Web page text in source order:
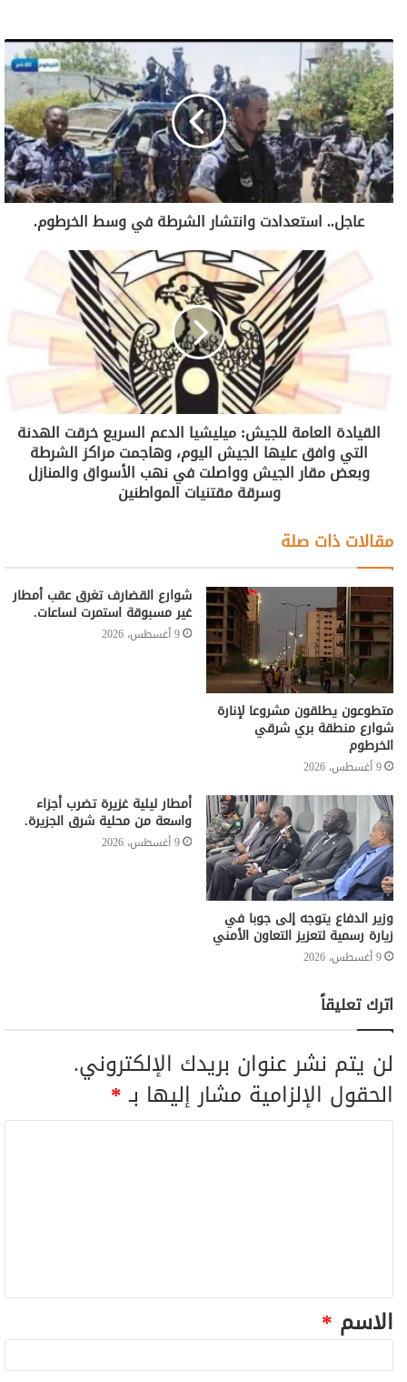
عاجل.. استعدادت وانتشار الشرطة في وسط الخرطوم.
القيادة العامة للجيش: ميليشيا الدعم السريع خرقت الهدنة
التي وافق عليها الجيش اليوم، وهاجمت مراكز الشرطة
وبعض مقار الجيش وواصلت في نهب الأسواق والمنازل
وسرقة مقتنيات المواطنين
مقالات ذات صلة
متطوعون يطلقون مشروعا لإنارة
شوارع منطقة بري شرقي
الخرطوم
9 أغسطس، 2026
شوارع القضارف تغرق عقب أمطار
غير مسبوقة استمرت لساعات.
9 أغسطس، 2026
وزير الدفاع يتوجه إلى جوبا في
زيارة رسمية لتعزيز التعاون الأمني
9 أغسطس، 2026
أمطار ليلية غزيرة تضرب أجزاء
واسعة من محلية شرق الجزيرة.
9 أغسطس، 2026
اترك تعليقاً
لن يتم نشر عنوان بريدك الإلكتروني.
الحقول الإلزامية مشار إليها بـ*
الاسم *